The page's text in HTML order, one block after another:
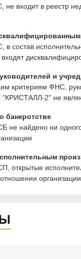
входит в реестр
состав
входят
и
критериям ФНС,
"КРИСТАЛЛ-2" не
банкротстве
не найдено ни
открытые